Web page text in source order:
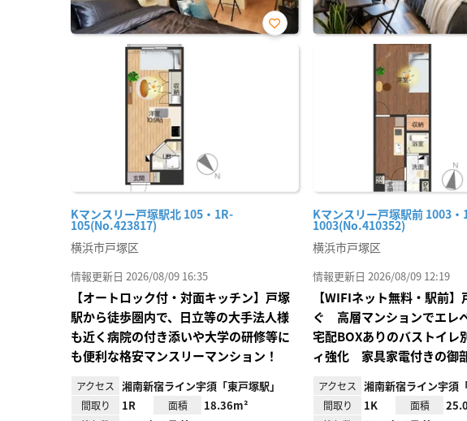
Kマンスリー戸塚駅北 105・1R-
105(No.423817)
お気
横浜市戸塚区
情報更新日 2026/08/09 16:35
【オートロック付・対面キッチン】戸塚
駅から徒歩圏内で、日立等の大手法人様
も近く病院の付き添いや大学の研修等に
も便利な格安マンスリーマンション！
アクセス 湘南新宿ライン宇須「東戸塚駅」
間取り 1R 面積 18.36m²
Kマンスリー戸塚駅前 1003・
1003(No.410352)
横浜市戸塚区
情報更新日 2026/08/09 12:19
【WIFIネット無料・駅前
ぐ 高層マンションでエレ
宅配BOXありのバストイレ
ィ強化 家具家電付きの御
アクセス 湘南新宿ライン宇須
間取り 1K 面積